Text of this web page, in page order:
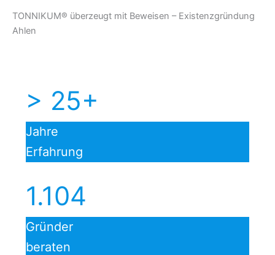
TONNIKUM® überzeugt mit Beweisen – Existenzgründung
Ahlen
> 25+
Jahre
Erfahrung
1.104
Gründer
beraten